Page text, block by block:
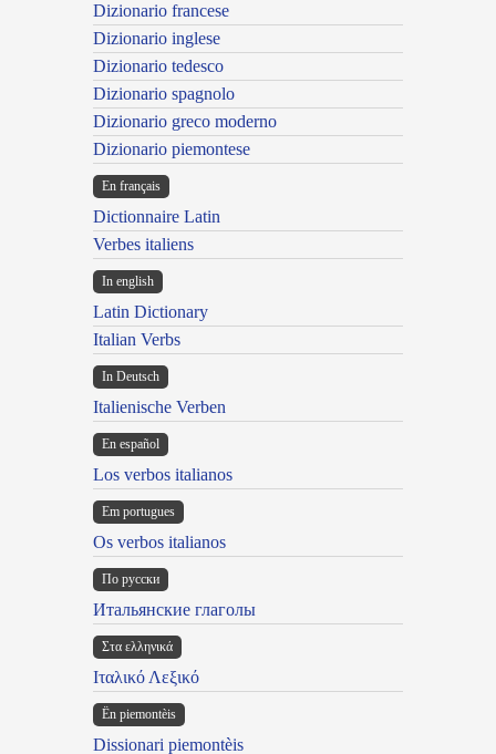
Dizionario francese
Dizionario inglese
Dizionario tedesco
Dizionario spagnolo
Dizionario greco moderno
Dizionario piemontese
En français
Dictionnaire Latin
Verbes italiens
In english
Latin Dictionary
Italian Verbs
In Deutsch
Italienische Verben
En español
Los verbos italianos
Em portugues
Os verbos italianos
По русски
Итальянские глаголы
Στα ελληνικά
Ιταλικό Λεξικό
Ën piemontèis
Dissionari piemontèis